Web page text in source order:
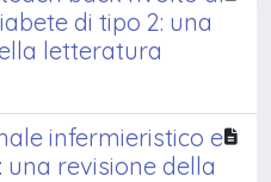
di tipo 2: una
letteratura
infermieristico e
una revisione della